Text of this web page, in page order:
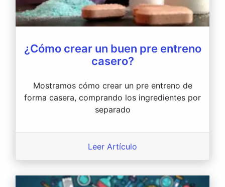
¿Cómo crear un buen pre entreno
casero?
Mostramos cómo crear un pre entreno de
forma casera, comprando los ingredientes por
separado
Leer Artículo